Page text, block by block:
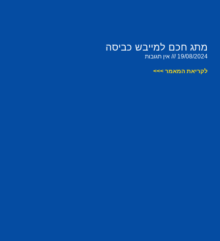
מתג חכם למייבש כביסה
19/08/2024 אין תגובות
לקריאת המאמר >>>